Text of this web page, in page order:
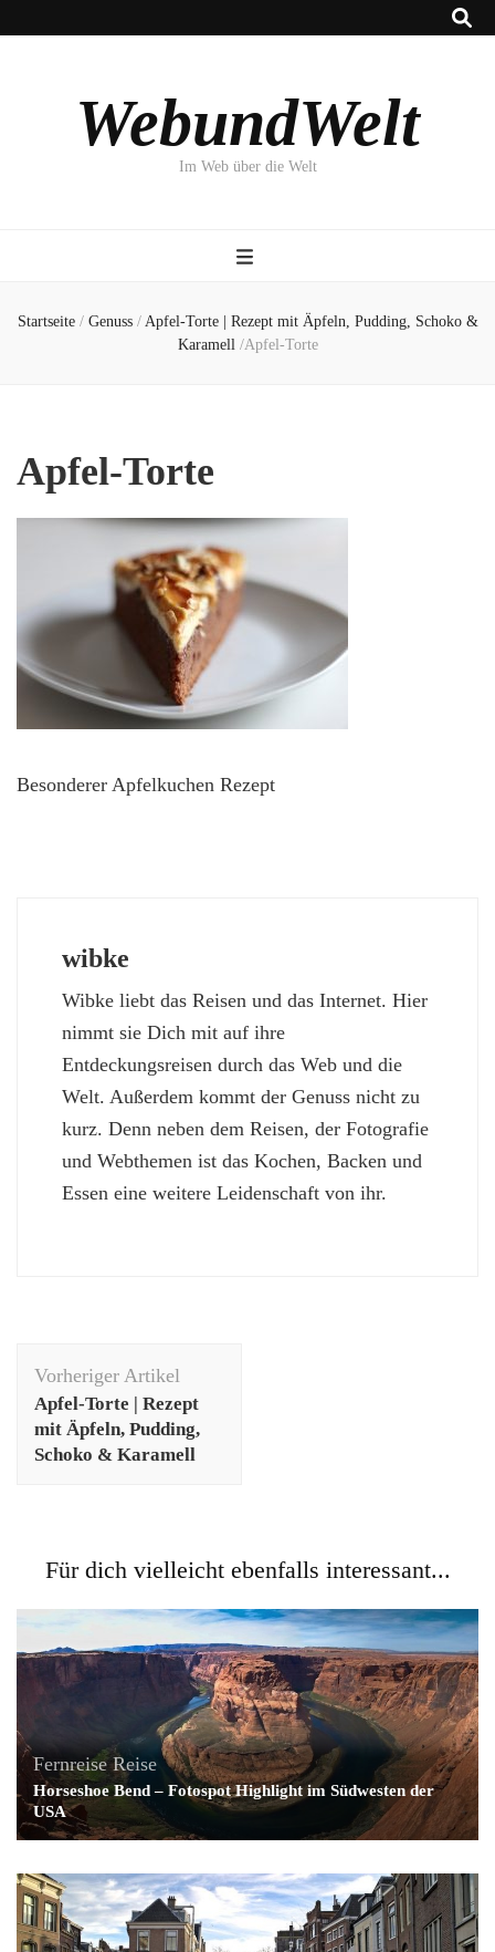
WebundWelt
Im Web über die Welt
Startseite / Genuss / Apfel-Torte | Rezept mit Äpfeln, Pudding, Schoko &
Karamell /Apfel-Torte
Apfel-Torte
Besonderer Apfelkuchen Rezept
wibke
Wibke liebt das Reisen und das Internet. Hier
nimmt sie Dich mit auf ihre
Entdeckungsreisen durch das Web und die
Welt. Außerdem kommt der Genuss nicht zu
kurz. Denn neben dem Reisen, der Fotografie
und Webthemen ist das Kochen, Backen und
Essen eine weitere Leidenschaft von ihr.
Vorheriger Artikel
Apfel-Torte | Rezept
mit Äpfeln, Pudding,
Schoko & Karamell
Für dich vielleicht ebenfalls interessant...
Fernreise Reise
Horseshoe Bend – Fotospot Highlight im Südwesten der
USA